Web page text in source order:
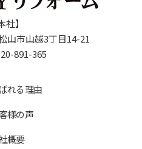
社】
山市山越3丁目14-21
891-365
れる理由
様の声
概要